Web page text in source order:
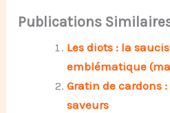
Publications
Les diots : la
emblématique
Gratin de cardons
saveurs